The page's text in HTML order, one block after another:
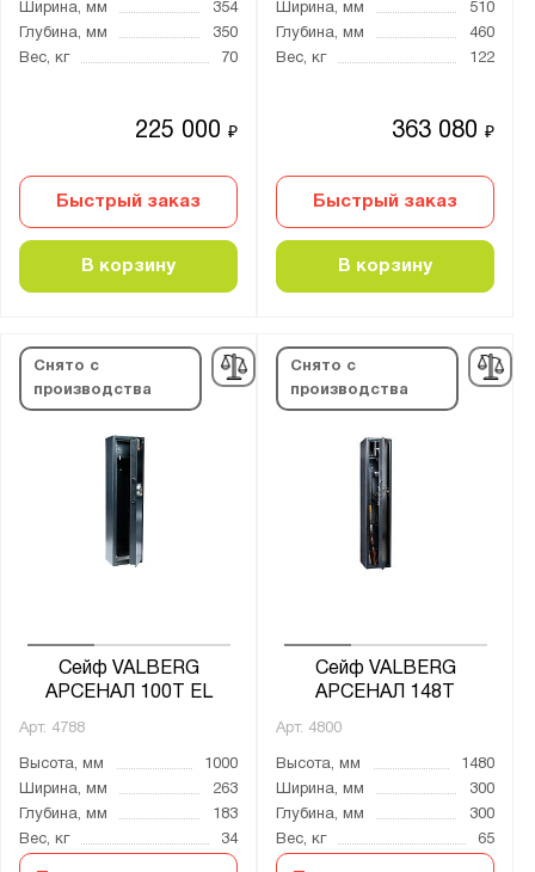
Ширина, мм
354
Глубина, мм
350
Вес, кг
70
225 000₽
Быстрый заказ
В корзину
Ширина, мм
510
Глубина, мм
460
Вес, кг
122
363 080₽
Быстрый заказ
В корзину
Снято с
производства
Сейф VALBERG
АРСЕНАЛ 100Т EL
Арт. 4788
Высота, мм
1000
Ширина, мм
263
Глубина, мм
183
Вес, кг
34
Снято с
производства
Сейф VALBERG
АРСЕНАЛ 148Т
Арт. 4800
Высота, мм
1480
Ширина, мм
300
Глубина, мм
300
Вес, кг
65
Для документов
Для оружия
Материал:
Металл
Страна производства:
Германия
Производитель:
MDTB
Меткон
Промет
Бренд:
Серия:
Арсенал
Беркут